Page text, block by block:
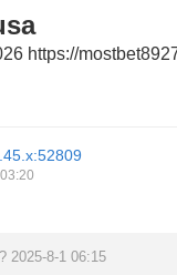
https://
2025-8-1 06:15